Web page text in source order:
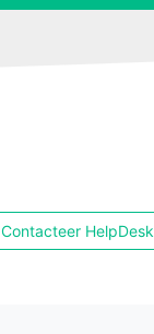
Contacteer HelpDesk